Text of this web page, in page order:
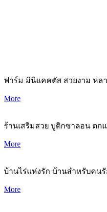
ฟาร์ม มินิแคคตัส สวยงาม หล
More
ร้านเสริมสวย บูติกซาลอน ตก
More
บ้านไร่แห่งรัก บ้านสำหรับคน
More